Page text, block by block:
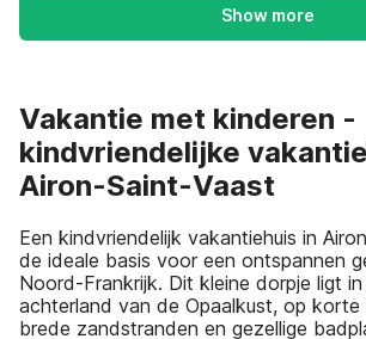
Show more
Vakantie met kinderen -
kindvriendelijke
Airon-Saint-Vaast
Een kindvriendelijk vakantiehuis in
de ideale basis voor een ontspannen
Noord-Frankrijk. Dit kleine dorpje ligt
achterland van de Opaalkust, op korte
brede zandstranden en gezellige